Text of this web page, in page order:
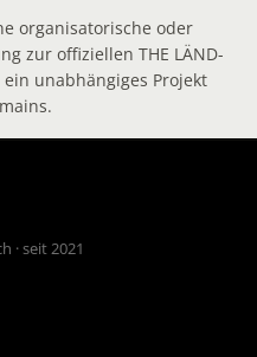
organisatorische oder
zur offiziellen THE LÄND-
unabhängiges Projekt
· seit 2021